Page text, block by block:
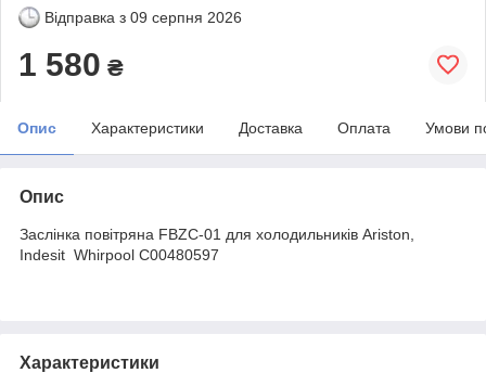
Відправка з 09 серпня 2026
1 580 ₴
Опис Характеристики Доставка Оплата Умови
Опис
Заслінка повітряна FBZC-01 для холодильників Ariston,
Indesit Whirpool C00480597
Характеристики